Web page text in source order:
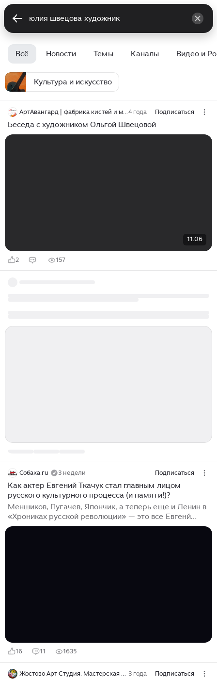
Всё Новости Темы Каналы Видео и
Культура и искусство
АртАвангард | фабрика кистей и мольбертов4 года Подписаться
Беседа с художником Ольгой Швецовой
11:06
2 157
Собака.ru 3 недели Подписаться
Как актер Евгений Ткачук стал главным лицом
русского культурного процесса (и памяти!)?
Меншиков, Пугачев, Япончик, а теперь еще и Ленин в
«Хрониках русской революции» — это все Евгенй
Ткачук, лауреат премии «ТОП50. Самые знаменитые
16 11 1635
Жостово Арт Студия. Мастерская Гончаровых 3 года Подписаться